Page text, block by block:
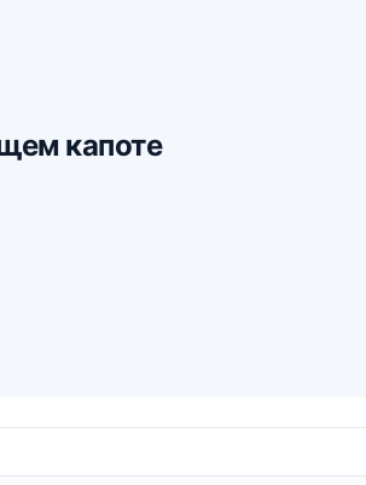
капоте